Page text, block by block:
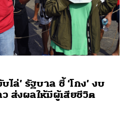
ล่’ รัฐบาล ชี้ ‘โกง’ งบ
ส่งผลให้มีผู้เสียชีวิต